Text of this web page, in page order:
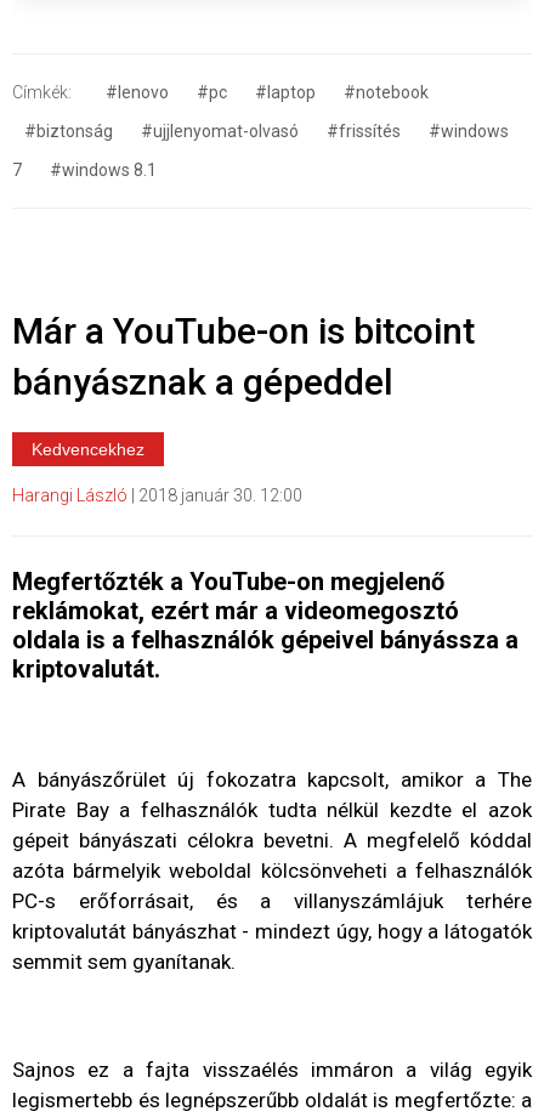
Címkék: #lenovo #pc #laptop
#notebook
#biztonság
#ujjlenyomat-olvasó #frissítés
#windows
7
#windows 8.1
Már a YouTube-on is bitcoint
bányásznak a gépeddel
Kedvencekhez
Harangi László 2018 január 30. 12:00
Megfertőzték a YouTube-on megjelenő
reklámokat, ezért már a videomegosztó
oldala is a felhasználók gépeivel bányássza a
kriptovalutát.
A bányászőrület új fokozatra kapcsolt, amikor a The
Pirate Bay a felhasználók tudta nélkül kezdte el azok
gépeit bányászati célokra bevetni. A megfelelő kóddal
azóta bármelyik weboldal kölcsönveheti a felhasználók
PC-s erőforrásait, és a villanyszámlájuk terhére
kriptovalutát bányászhat - mindezt úgy, hogy a látogatók
semmit sem gyanítanak.
Sajnos ez a fajta visszaélés immáron a világ egyik
legismertebb és legnépszerűbb oldalát is megfertőzte: a